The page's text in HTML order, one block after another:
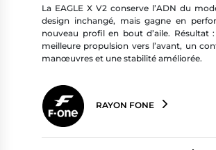
La EAGLE X V2 conserve l’ADN du
design inchangé, mais gagne en
nouveau profil en bout d’aile. Résultat
meilleure propulsion vers l’avant, un
manœuvres et une stabilité améliorée.
RAYON FONE